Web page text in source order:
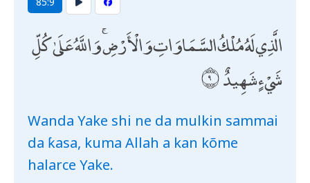
الَّذِي لَهُ مُلْكُ السَّمَاوَاتِ وَالْأَرْضِ ۚ وَاللَّهُ عَلَىٰ كُلِّ
شَيْءٍ شَهِيدٌ
Wanda Yake shi ne da mulkin sammai
da ƙasa, kuma Allah a kan kõme
halarce Yake.